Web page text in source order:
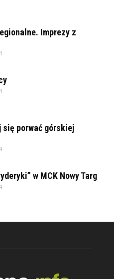
Imprezy z
się porwać górskiej
w MCK Nowy Targ